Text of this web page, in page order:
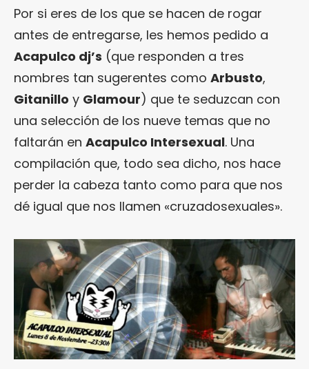
Por si eres de los que se hacen de rogar
antes de entregarse, les hemos pedido a
Acapulco dj’s (que responden a tres
nombres tan sugerentes como Arbusto,
Gitanillo y Glamour) que te seduzcan con
una selección de los nueve temas que no
faltarán en Acapulco Intersexual. Una
compilación que, todo sea dicho, nos hace
perder la cabeza tanto como para que nos
dé igual que nos llamen «cruzadosexuales».